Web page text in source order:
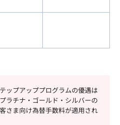
ップアッププログラムの優遇は
ラチナ・ゴールド・シルバーの
さま向け為替手数料が適用され